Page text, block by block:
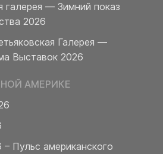
галерея — Зимний показ
2026
Галерея —
Выставок 2026
АМЕРИКЕ
Пульс американского